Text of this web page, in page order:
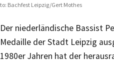
Bachfest Leipzig/Gert Mothes
Der niederländische Bassist
Medaille der Stadt Leipzig
1980er Jahren hat der